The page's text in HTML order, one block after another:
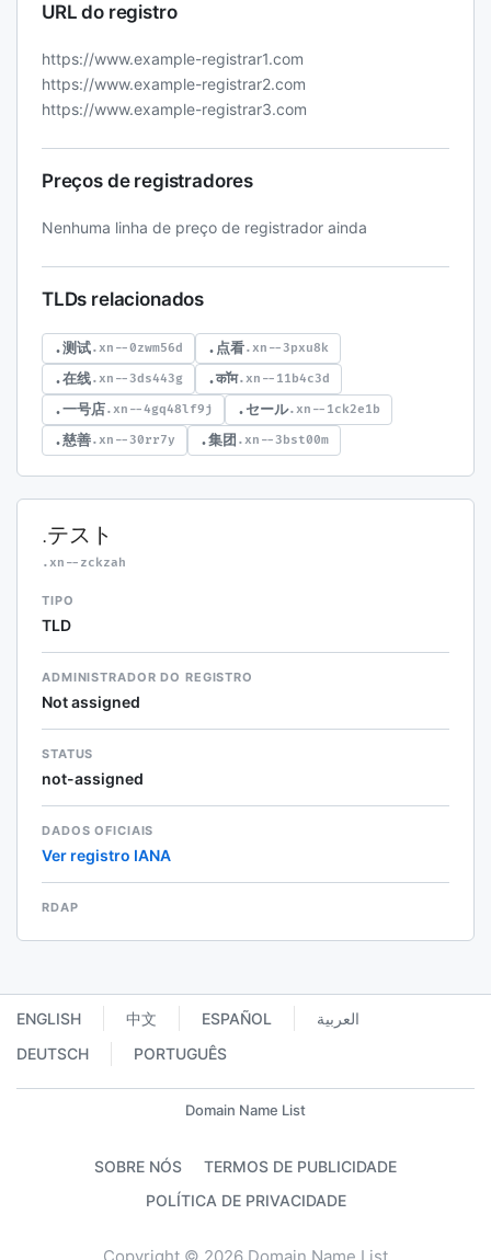
URL do registro
https://www.example-registrar1.com
https://www.example-registrar2.com
https://www.example-registrar3.com
Preços de registradores
Nenhuma linha de preço de registrador ainda
TLDs relacionados
.测试.xn--0zwm56d .点看.xn--3pxu8k
.在线.xn--3ds443g .कॉम.xn--11b4c3d
.一号店.xn--4gq48lf9j .セール.xn--1ck2e1b
.慈善.xn--30rr7y .集团 .xn--3bst00m
.テスト
.xn--zckzah
TIPO
TLD
ADMINISTRADOR DO REGISTRO
Not assigned
STATUS
not-assigned
DADOS OFICIAIS
Ver registro IANA
RDAP
ENGLISH 中文 ESPAÑOL
العربية
DEUTSCH
PORTUGUÊS
Domain Name List
SOBRE NÓS
TERMOS DE PUBLICIDADE
POLÍTICA DE PRIVACIDADE